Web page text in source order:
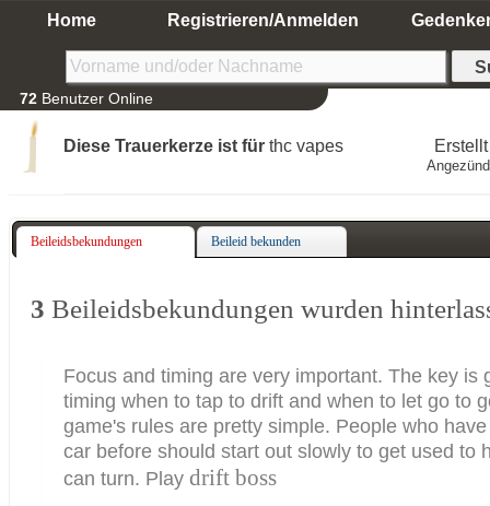
Home Registrieren/Anmelden
72 Benutzer Online
Diese Trauerkerze ist für thc vapes
Beileidsbekundungen Beileid bekunden
3 Beileidsbekundungen wurden
Focus and timing are very important. The key is
timing when to tap to drift and when to let go to
game's rules are pretty simple. People who
car before should start out slowly to get used to
can turn. Playdrift boss